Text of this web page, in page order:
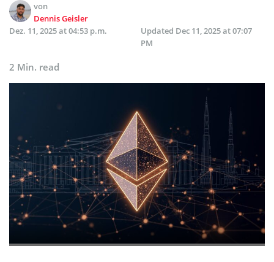
von
Dennis Geisler
Dez. 11, 2025 at 04:53 p.m.
Updated Dec 11, 2025 at 07:07
PM
2 Min. read